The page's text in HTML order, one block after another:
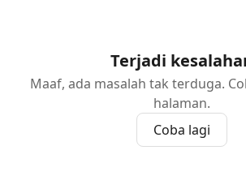
Terjadi
Maaf, ada masalah tak terduga.
halaman.
Coba lagi